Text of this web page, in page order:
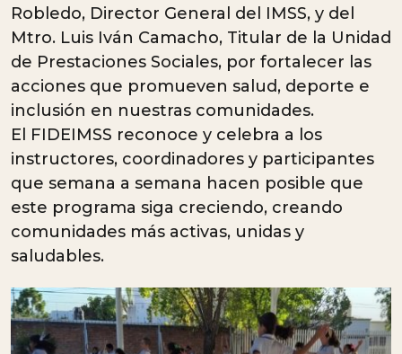
Robledo, Director General del IMSS, y del
Mtro. Luis Iván Camacho, Titular de la Unidad
de Prestaciones Sociales, por fortalecer las
acciones que promueven salud, deporte e
inclusión en nuestras comunidades.
El FIDEIMSS reconoce y celebra a los
instructores, coordinadores y participantes
que semana a semana hacen posible que
este programa siga creciendo, creando
comunidades más activas, unidas y
saludables.